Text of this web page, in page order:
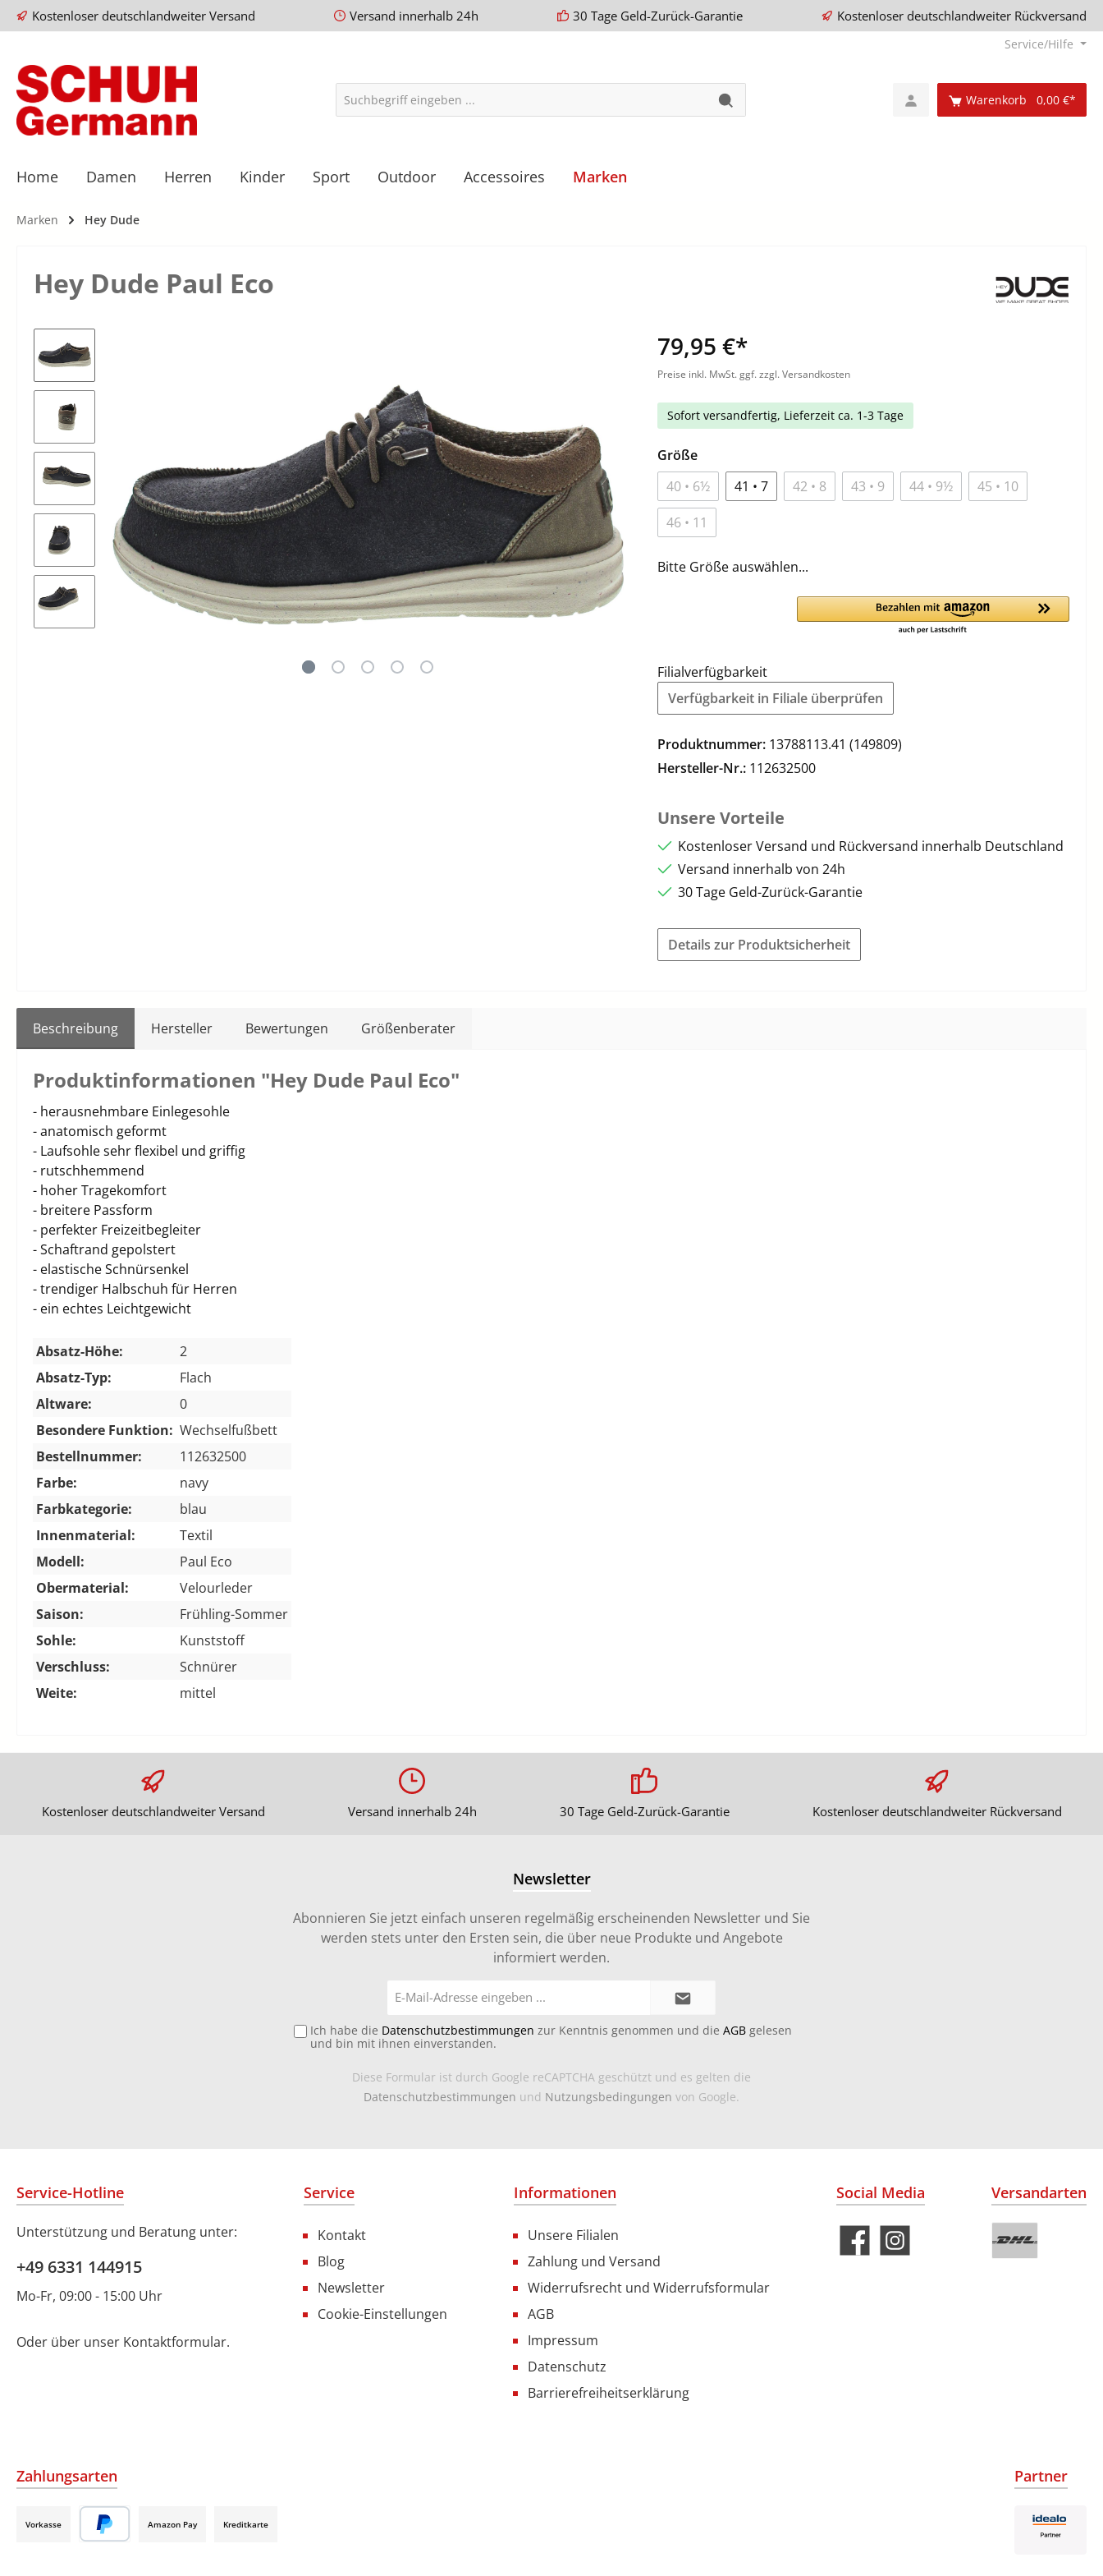
Kostenloser deutschlandweiter Versand Versand innerhalb 24h 30 Tage Geld-Zurück-Garantie Kostenloser deutschlandweiter Rückversand
Service/Hilfe
Warenkorb 0,00 €*
Home Damen Herren Kinder Sport Outdoor Accessoires Marken
Marken Hey Dude
Hey Dude Paul Eco
79,95 €*
Preise inkl. MwSt. ggf. zzgl. Versandkosten
Sofort versandfertig, Lieferzeit ca. 1-3 Tage
Größe
40 • 6½
41 • 7 42 • 8 43 • 9 44 • 9½
45 • 10
46 • 11
Bitte Größe auswählen...
Filialverfügbarkeit
Verfügbarkeit in Filiale überprüfen
Produktnummer: 13788113.41 (149809)
Hersteller-Nr.: 112632500
Unsere Vorteile
Kostenloser Versand und Rückversand innerhalb Deutschland
Versand innerhalb von 24h
30 Tage Geld-Zurück-Garantie
Details zur Produktsicherheit
Beschreibung Hersteller Bewertungen Größenberater
Produktinformationen "Hey Dude Paul Eco"
- herausnehmbare Einlegesohle
- anatomisch geformt
- Laufsohle sehr flexibel und griffig
- rutschhemmend
- hoher Tragekomfort
- breitere Passform
- perfekter Freizeitbegleiter
- Schaftrand gepolstert
- elastische Schnürsenkel
- trendiger Halbschuh für Herren
- ein echtes Leichtgewicht
Absatz-Höhe:
2
Absatz-Typ:
Flach
Altware:
0
Besondere Funktion: Wechselfußbett
Bestellnummer:
112632500
Farbe:
navy
Farbkategorie:
blau
Innenmaterial:
Textil
Modell:
Paul Eco
Obermaterial:
Velourleder
Saison:
Frühling-Sommer
Sohle:
Kunststoff
Verschluss:
Schnürer
Weite:
mittel
Kostenloser deutschlandweiter Versand Versand innerhalb 24h 30 Tage Geld-Zurück-Garantie Kostenloser deutschlandweiter Rückversand
Newsletter
Abonnieren Sie jetzt einfach unseren regelmäßig erscheinenden Newsletter und Sie
werden stets unter den Ersten sein, die über neue Produkte und Angebote
informiert werden.
Mail-
Ich habe die Datenschutzbestimmungen zur Kenntnis genommen und die AGB gelesen
und bin mit ihnen einverstanden.
Diese Formular ist durch Google reCAPTCHA geschützt und es gelten die
Datenschutzbestimmungen und Nutzungsbedingungen von Google.
Service-Hotline
Unterstützung und Beratung unter:
+49 6331 144915
Mo-Fr, 09:00 - 15:00 Uhr
Oder über unser Kontaktformular.
Service
Kontakt
Blog
Newsletter
Cookie-Einstellungen
Informationen
Unsere Filialen
Zahlung und Versand
Widerrufsrecht und Widerrufsformular
AGB
Impressum
Datenschutz
Barrierefreiheitserklärung
Social Media Versandarten
Zahlungsarten
Vorkasse Amazon Pay Kreditkarte
Partner